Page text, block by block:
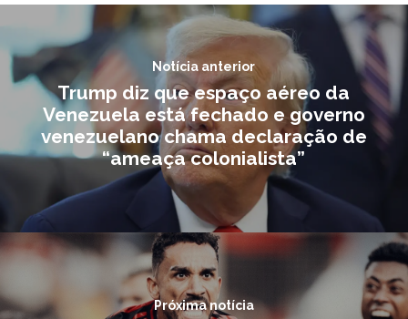
Notícia anterior
Trump diz que espaço aéreo da
Venezuela está fechado e governo
venezuelano chama declaração de
“ameaça colonialista”
Próxima notícia